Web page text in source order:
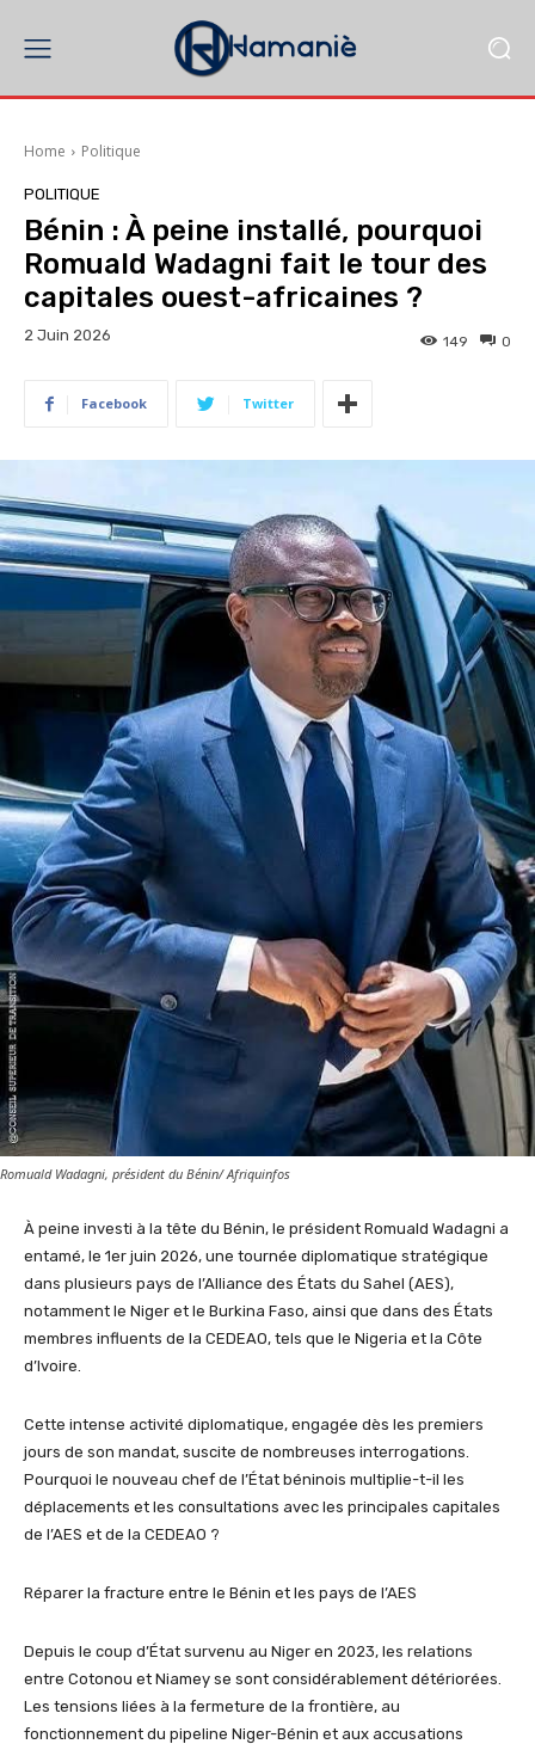
Home Politique
POLITIQUE
Bénin : À peine installé, pourquoi
Romuald Wadagni fait le tour des
capitales ouest-africaines ?
2 Juin 2026 0
149
Facebook Twitter
Romuald Wadagni, président du Bénin/ Afriquinfos
À peine investi à la tête du Bénin, le président Romuald Wadagni a
entamé, le 1er juin 2026, une tournée diplomatique stratégique
dans plusieurs pays de l’Alliance des États du Sahel (AES),
notamment le Niger et le Burkina Faso, ainsi que dans des États
membres influents de la CEDEAO, tels que le Nigeria et la Côte
d’Ivoire.
Cette intense activité diplomatique, engagée dès les premiers
jours de son mandat, suscite de nombreuses interrogations.
Pourquoi le nouveau chef de l’État béninois multiplie-t-il les
déplacements et les consultations avec les principales capitales
de l’AES et de la CEDEAO ?
Réparer la fracture entre le Bénin et les pays de l’AES
Depuis le coup d’État survenu au Niger en 2023, les relations
entre Cotonou et Niamey se sont considérablement détériorées.
Les tensions liées à la fermeture de la frontière, au
fonctionnement du pipeline Niger-Bénin et aux accusations